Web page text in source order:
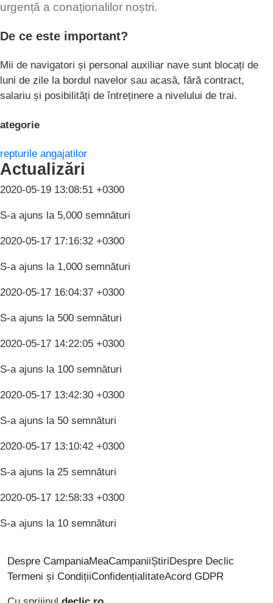
urgență a conaționalilor noștri.
De ce este important?
Mii de navigatori și personal auxiliar nave sunt blocați de
luni de zile la bordul navelor sau acasă, fără contract,
salariu și posibilități de întreținere a nivelului de trai.
angajatilor
Actualizări
2020-05-19 13:08:51 +0300
S-a ajuns la 5,000 semnături
2020-05-17 17:16:32 +0300
S-a ajuns la 1,000 semnături
2020-05-17 16:04:37 +0300
S-a ajuns la 500 semnături
2020-05-17 14:22:05 +0300
S-a ajuns la 100 semnături
2020-05-17 13:42:30 +0300
S-a ajuns la 50 semnături
2020-05-17 13:10:42 +0300
S-a ajuns la 25 semnături
2020-05-17 12:58:33 +0300
S-a ajuns la 10 semnături
Despre CampaniaMeaCampaniiȘtiriDespre Declic
Termeni și CondițiiConfidențialitateAcord GDPR